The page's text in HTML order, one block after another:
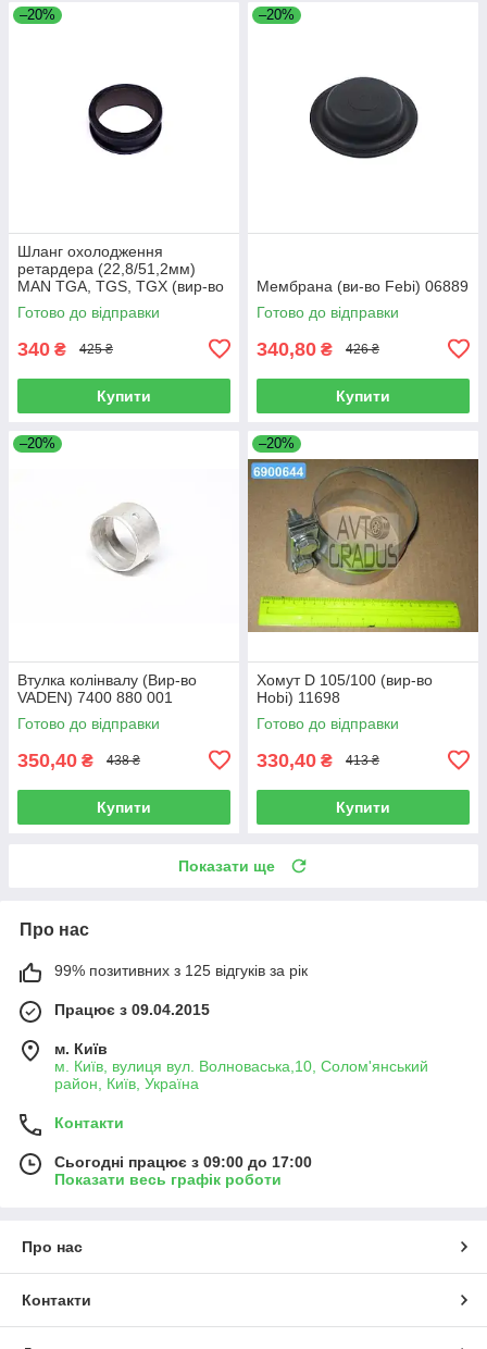
–20%
Шланг охолодження
ретардера (22,8/51,2мм)
MAN TGA, TGS, TGX (вир-во
Sampa) 023.258
Готово до відправки
340 ₴ 425 ₴
Купити
–20%
Мембрана (ви-во Febi) 06889
Готово до відправки
340,80 ₴ 426 ₴
Купити
–20%
Втулка колінвалу (Вир-во
VADEN) 7400 880 001
Готово до відправки
350,40 ₴ 438 ₴
Купити
–20%
Хомут D 105/100 (вир-во
Hobi) 11698
Готово до відправки
330,40 ₴ 413 ₴
Купити
Показати ще
Про нас
99% позитивних з 125 відгуків за рік
Працює з 09.04.2015
м. Київ
м. Київ, вулиця вул. Волноваська,10, Солом'янський
район, Київ, Україна
Контакти
Сьогодні працює з 09:00 до 17:00
Показати весь графік роботи
Про нас
Контакти